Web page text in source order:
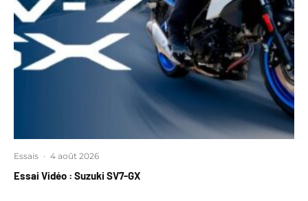
Essais · 4 août 2026
Essai Vidéo : Suzuki SV7-GX